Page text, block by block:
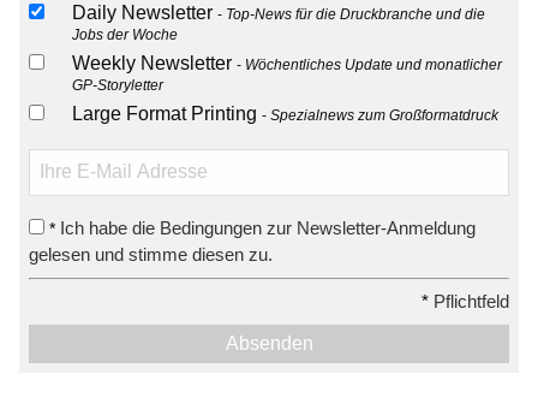
Daily Newsletter
Top-News für die Druckbranche und die
Jobs der Woche
Weekly Newsletter
Wöchentliches Update und monatlicher
GP-Storyletter
Large Format Printing Spezialnews zum Großformatdruck
* Ich habe die Bedingungen zur Newsletter-Anmeldung
gelesen und stimme diesen zu.
* Pflichtfeld
Absenden